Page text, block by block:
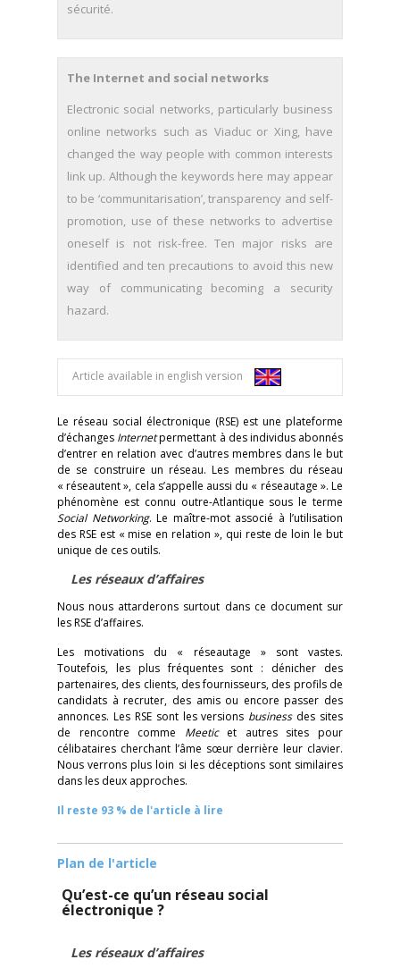
sécurité.
The Internet and social networks
Electronic social networks, particularly business
online networks such as Viaduc or Xing, have
changed the way people with common interests
link up. Although the keywords here may appear
to be ‘communitarisation’, transparency and self-
promotion, use of these networks to advertise
oneself is not risk-free. Ten major risks are
identified and ten precautions to avoid this new
way of communicating becoming a security
hazard.
Article available in english version
Le réseau social électronique (RSE) est une plateforme
d’échanges Internetpermettant à des individus abonnés
d’entrer en relation avec d’autres membres dans le but
de se construire un réseau. Les membres du réseau
« réseautent », cela s’appelle aussi du « réseautage ». Le
phénomène est connu outre-Atlantique sous le terme
Social Networking. Le maître-mot associé à l’utilisation
des RSE est « mise en relation », qui reste de loin le but
unique de ces outils.
Les réseaux d’affaires
Nous nous attarderons surtout dans ce document sur
les RSE d’affaires.
Les motivations du « réseautage » sont vastes.
Toutefois, les plus fréquentes sont : dénicher des
partenaires, des clients, des fournisseurs, des profils de
candidats à recruter, des amis ou encore passer des
annonces. Les RSE sont les versions businessdes sites
de rencontre comme Meeticet autres sites pour
célibataires cherchant l’âme sœur derrière leur clavier.
Nous verrons plus loin si les déceptions sont similaires
dans les deux approches.
Il reste 93 % de l'article à lire
Plan de l'article
Qu’est-ce qu’un réseau social
électronique ?
Les réseaux d’affaires